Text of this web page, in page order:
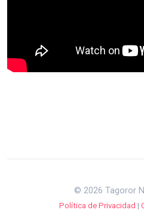
© 2026 Tagoror
Política de Privacidad |